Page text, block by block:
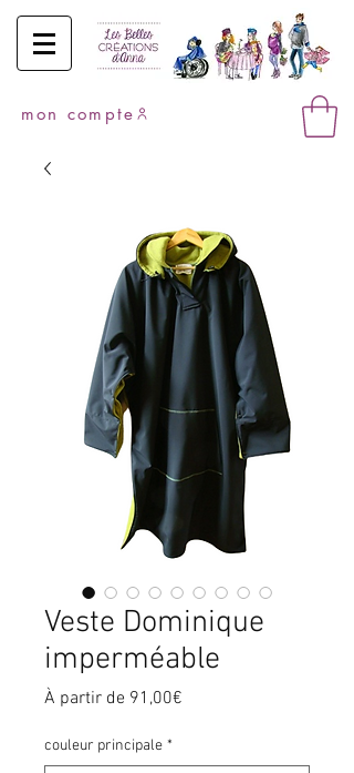
mon compte
Veste Dominique
imperméable
À partir de 91,00€
couleur principale *